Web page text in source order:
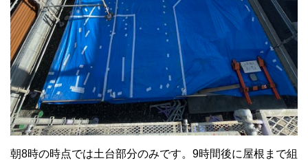
朝8時の時点では土台部分のみです。9時間後に屋根まで組